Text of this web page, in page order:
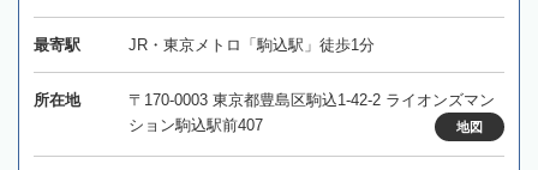
最寄駅 JR・東京メトロ「駒込駅」徒歩1分
所在地
〒170-0003 東京都豊島区駒込1-42-2 ライオンズマン
ション駒込駅前407
地図